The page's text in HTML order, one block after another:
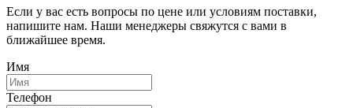
Если у вас есть вопросы по цене или условиям поставки,
напишите нам. Наши менеджеры свяжутся с вами в
ближайшее время.
Имя
Телефон